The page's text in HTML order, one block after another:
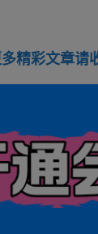
精彩文章请